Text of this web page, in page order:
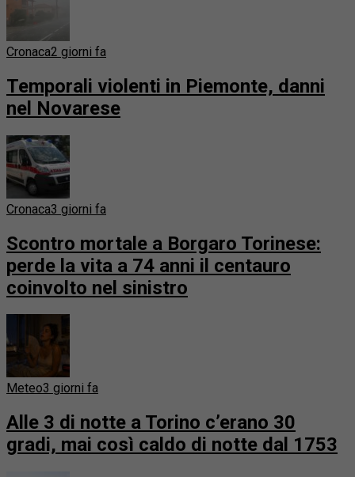
Cronaca2 giorni fa
Temporali violenti in Piemonte, danni
nel Novarese
Cronaca3 giorni fa
Scontro mortale a Borgaro Torinese:
perde la vita a 74 anni il centauro
coinvolto nel sinistro
Meteo3 giorni fa
Alle 3 di notte a Torino c’erano 30
gradi, mai così caldo di notte dal 1753